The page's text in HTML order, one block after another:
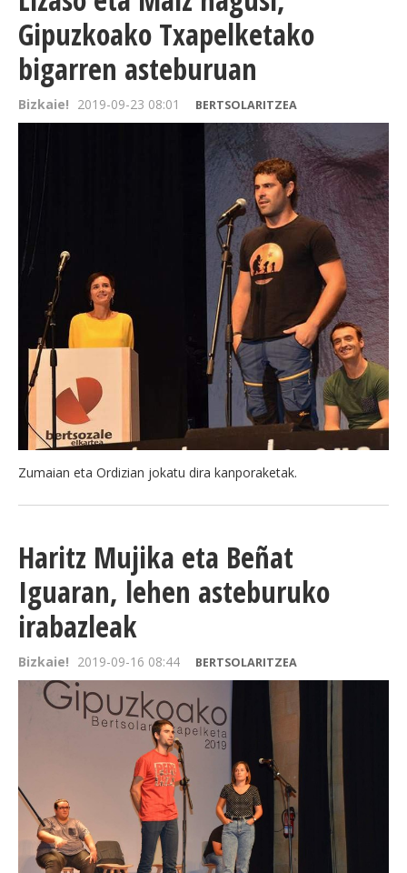
Gipuzkoako Txapelketako
bigarren asteburuan
Bizkaie! 2019-09-23 08:01 BERTSOLARITZEA
Zumaian eta Ordizian jokatu dira kanporaketak.
Haritz Mujika eta Beñat
Iguaran, lehen asteburuko
irabazleak
Bizkaie! 2019-09-16 08:44 BERTSOLARITZEA